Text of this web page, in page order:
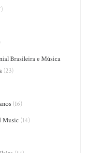
Brasileira e Música
(23)
(16)
Music (14)